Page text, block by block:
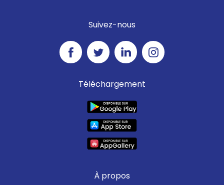
Suivez-nous
Téléchargement
À propos